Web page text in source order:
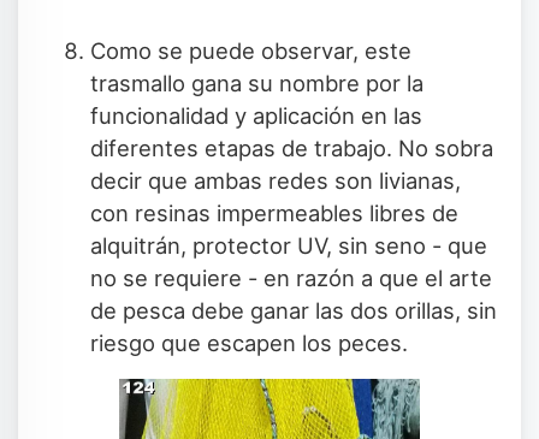
Como se puede observar, este
trasmallo gana su nombre por la
funcionalidad y aplicación en las
diferentes etapas de trabajo. No sobra
decir que ambas redes son livianas,
con resinas impermeables libres de
alquitrán, protector UV, sin seno - que
no se requiere - en razón a que el arte
de pesca debe ganar las dos orillas, sin
riesgo que escapen los peces.